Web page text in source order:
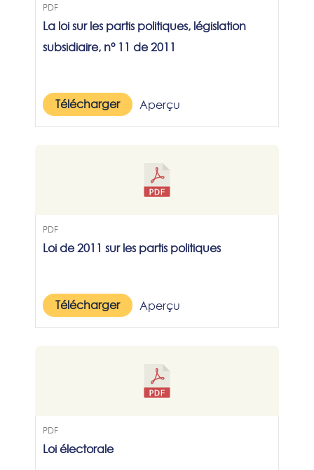
PDF
La loi sur les partis politiques, législation
subsidiaire, n° 11 de 2011
Télécharger Aperçu
PDF
Loi de 2011 sur les partis politiques
Télécharger Aperçu
PDF
Loi électorale